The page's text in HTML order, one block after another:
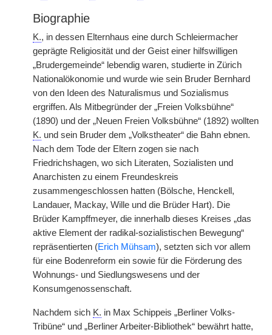
Biographie
K., in dessen Elternhaus eine durch Schleiermacher
geprägte Religiosität und der Geist einer hilfswilligen
„Brudergemeinde“ lebendig waren, studierte in Zürich
Nationalökonomie und wurde wie sein Bruder Bernhard
von den Ideen des Naturalismus und Sozialismus
ergriffen. Als Mitbegründer der „Freien Volksbühne“
(1890) und der „Neuen Freien Volksbühne“ (1892) wollten
K. und sein Bruder dem „Volkstheater“ die Bahn ebnen.
Nach dem Tode der Eltern zogen sie nach
Friedrichshagen, wo sich Literaten, Sozialisten und
Anarchisten zu einem Freundeskreis
zusammengeschlossen hatten (Bölsche, Henckell,
Landauer, Mackay, Wille und die Brüder Hart). Die
Brüder Kampffmeyer, die innerhalb dieses Kreises „das
aktive Element der radikal-sozialistischen Bewegung“
repräsentierten (Erich Mühsam), setzten sich vor allem
für eine Bodenreform ein sowie für die Förderung des
Wohnungs- und Siedlungswesens und der
Konsumgenossenschaft.
Nachdem sich K. in Max Schippeis „Berliner Volks-
Tribüne“ und „Berliner Arbeiter-Bibliothek“ bewährt hatte,